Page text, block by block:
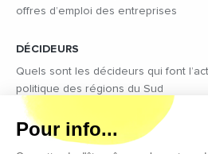
offres d’emploi des entreprises
DÉCIDEURS
Quels sont les décideurs qui font
politique des régions du Sud